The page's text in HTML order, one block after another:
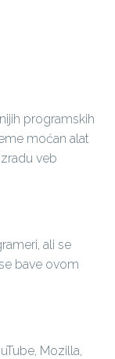
programskih
moćan alat
veb
ali se
bave ovom
Mozilla,